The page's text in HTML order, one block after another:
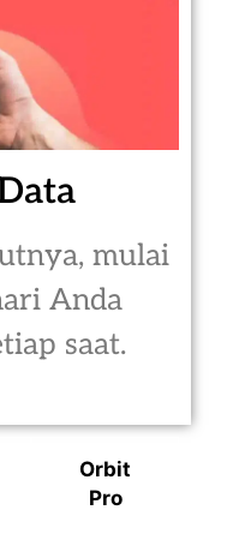
mulai
Anda
saat.
Orbit
Pro